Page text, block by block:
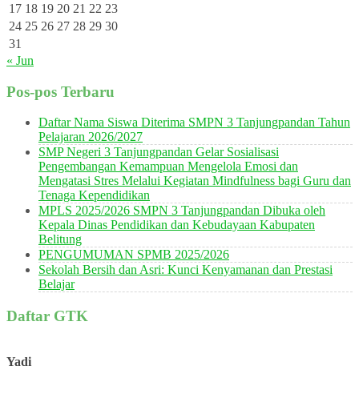
17 18 19 20 21 22 23
24 25 26 27 28 29 30
31
« Jun
Pos-pos Terbaru
Daftar Nama Siswa Diterima SMPN 3 Tanjungpandan Tahun
Pelajaran 2026/2027
SMP Negeri 3 Tanjungpandan Gelar Sosialisasi
Pengembangan Kemampuan Mengelola Emosi dan
Mengatasi Stres Melalui Kegiatan Mindfulness bagi Guru dan
Tenaga Kependidikan
MPLS 2025/2026 SMPN 3 Tanjungpandan Dibuka oleh
Kepala Dinas Pendidikan dan Kebudayaan Kabupaten
Belitung
PENGUMUMAN SPMB 2025/2026
Sekolah Bersih dan Asri: Kunci Kenyamanan dan Prestasi
Belajar
Daftar GTK
Yadi